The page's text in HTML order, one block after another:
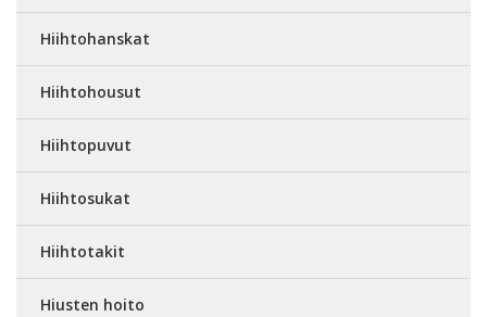
Hiihtohanskat
Hiihtohousut
Hiihtopuvut
Hiihtosukat
Hiihtotakit
Hiusten hoito